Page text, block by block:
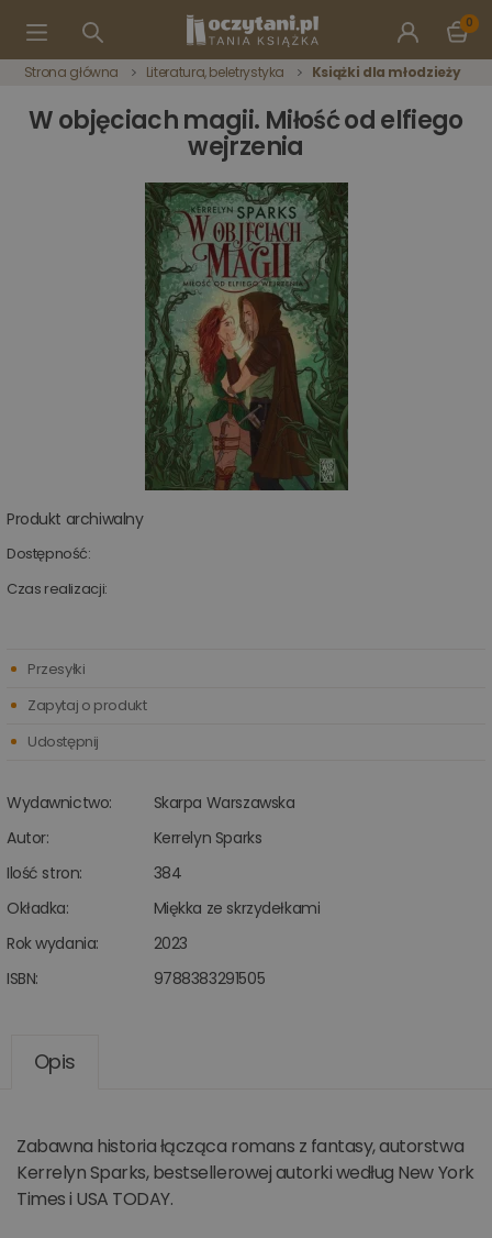
0
Strona główna Literatura, beletrystyka Książki dla młodzieży
W objęciach magii. Miłość od elfiego
wejrzenia
Produkt archiwalny
Dostępność:
Czas realizacji:
Wydawnictwo:
Skarpa Warszawska
Autor:
Kerrelyn Sparks
Ilość stron:
384
Okładka:
Miękka ze skrzydełkami
Rok wydania:
2023
ISBN:
9788383291505
Przesyłki
Zapytaj o produkt
Udostępnij
Opis
Zabawna historia łącząca romans z fantasy, autorstwa
Kerrelyn Sparks, bestsellerowej autorki według New York
Times i USA TODAY.